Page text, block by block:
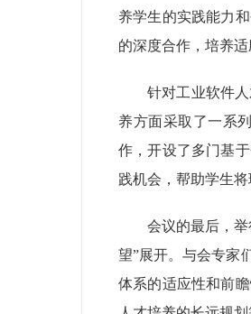
养学生的实践能力
的深度合作，培养
针对工业软件
养方面采取了一系
作，开设了多门基
践机会，帮助学生
会议的最后，
望”展开。与会专家
体系的适应性和前